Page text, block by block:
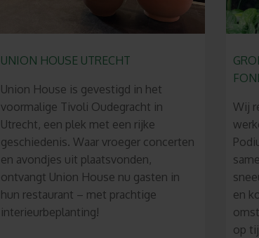
UNION HOUSE UTRECHT
Union House is gevestigd in het
voormalige Tivoli Oudegracht in
Utrecht, een plek met een rijke
geschiedenis. Waar vroeger concerten
en avondjes uit plaatsvonden,
ontvangt Union House nu gasten in
hun restaurant – met prachtige
interieurbeplanting!
Wij
en
op